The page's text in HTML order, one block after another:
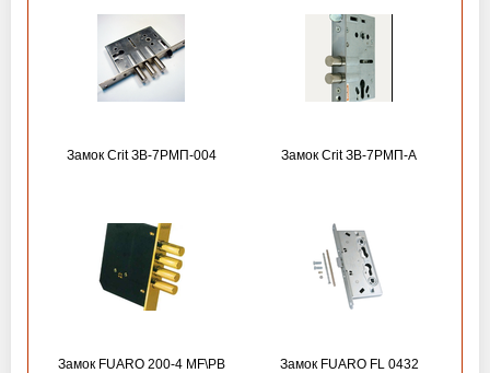
Замок Crit ЗВ-7РМП-004 Замок Crit ЗВ-7РМП-А
Замок FUARO 200-4 MF\РВ Замок FUARO FL 0432